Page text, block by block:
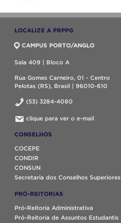
LOCALIZE A PRPPG
CAMPUS PORTO/ANGLO
Sala 409 | Bloco A
Rua Gomes Carneiro, 01 - Centro
Pelotas (RS), Brasil | 96010-610
(53) 3284-4080
clique para ver o e-mail
CONSELHOS
COCEPE
CONDIR
CONSUN
Secretaria dos Conselhos Superiores
PRÓ-REITORIAS
Pró-Reitoria Administrativa
Pró-Reitoria de Assuntos Estudantis